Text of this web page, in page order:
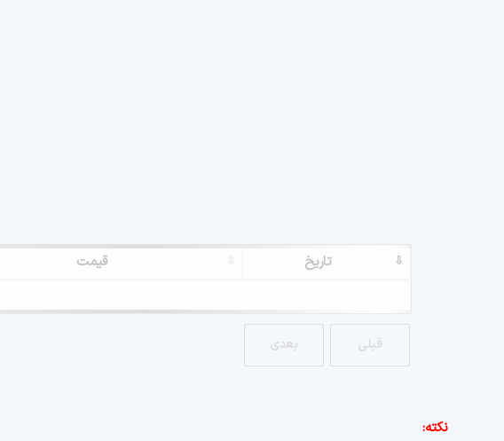
قبلی بعدی
تاریخ قیمت
نکته: